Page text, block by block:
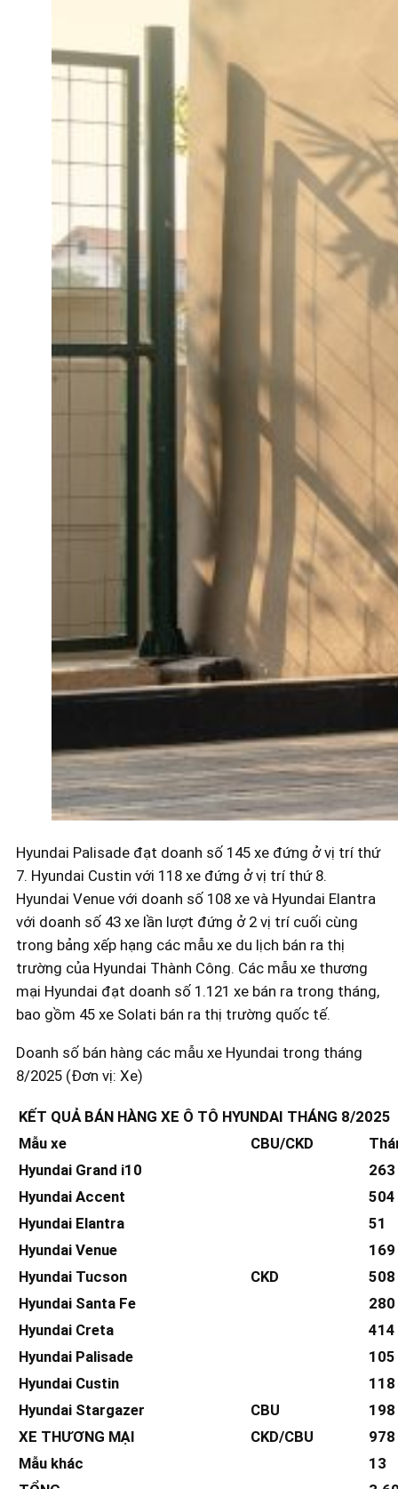
Hyundai Palisade đạt doanh số 145 xe đứng ở vị trí thứ
7. Hyundai Custin với 118 xe đứng ở vị trí thứ 8.
Hyundai Venue với doanh số 108 xe và Hyundai Elantra
với doanh số 43 xe lần lượt đứng ở 2 vị trí cuối cùng
trong bảng xếp hạng các mẫu xe du lịch bán ra thị
trường của Hyundai Thành Công. Các mẫu xe thương
mại Hyundai đạt doanh số 1.121 xe bán ra trong tháng,
bao gồm 45 xe Solati bán ra thị trường quốc tế.
Doanh số bán hàng các mẫu xe Hyundai trong tháng
8/2025 (Đơn vị: Xe)
KẾT QUẢ BÁN HÀNG XE Ô TÔ HYUNDAI THÁNG 8/2025
Mẫu xe
CBU/CKD
Hyundai Grand i10
CKD
263
Hyundai Accent
504
Hyundai Elantra
51
Hyundai Venue
169
Hyundai Tucson
508
Hyundai Santa Fe
280
Hyundai Creta
414
Hyundai Palisade
105
Hyundai Custin
118
Hyundai Stargazer
CBU
198
XE THƯƠNG MẠI
CKD/CBU
978
Mẫu khác
13